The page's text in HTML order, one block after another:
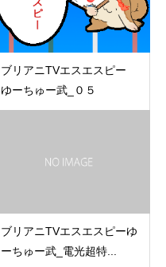
ブリアニTVエスエスピー
ゆーちゅー武_０５
ブリアニTVエスエスピーゆ
ーちゅー武_電光超特...